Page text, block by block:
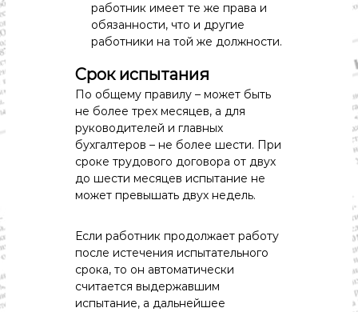
р
а
,
п
р
т
работник имеет те же права и
обязанности, что и другие
работники на той же должности.
Срок испытания
По общему правилу – может быть
не более трех месяцев, а для
руководителей и главных
бухгалтеров – не более шести. При
сроке трудового договора от двух
до шести месяцев испытание не
может превышать двух недель.
Если работник продолжает работу
после истечения испытательного
срока, то он автоматически
считается выдержавшим
испытание, а дальнейшее